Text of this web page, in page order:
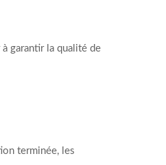
garantir la qualité de
terminée, les